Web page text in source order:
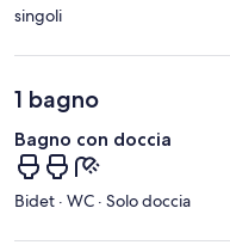
singoli
1 bagno
Bagno con doccia
Bidet · WC · Solo doccia